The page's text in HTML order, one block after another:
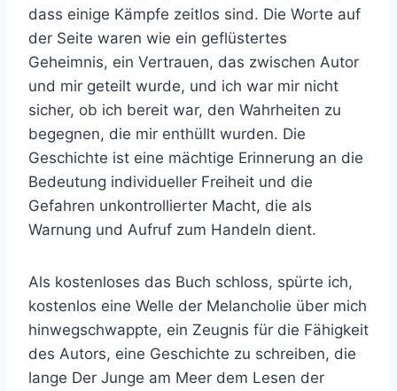
dass einige Kämpfe zeitlos sind. Die Worte auf
der Seite waren wie ein geflüstertes
Geheimnis, ein Vertrauen, das zwischen Autor
und mir geteilt wurde, und ich war mir nicht
sicher, ob ich bereit war, den Wahrheiten zu
begegnen, die mir enthüllt wurden. Die
Geschichte ist eine mächtige Erinnerung an die
Bedeutung individueller Freiheit und die
Gefahren unkontrollierter Macht, die als
Warnung und Aufruf zum Handeln dient.
Als kostenloses das Buch schloss, spürte ich,
kostenlos eine Welle der Melancholie über mich
hinwegschwappte, ein Zeugnis für die Fähigkeit
des Autors, eine Geschichte zu schreiben, die
lange Der Junge am Meer dem Lesen der